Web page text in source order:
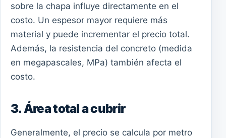
sobre la chapa influye directamente en el
costo. Un espesor mayor requiere más
material y puede incrementar el precio total.
Además, la resistencia del concreto (medida
en megapascales, MPa) también afecta el
costo.
3. Área total a cubrir
Generalmente, el precio se calcula por metro